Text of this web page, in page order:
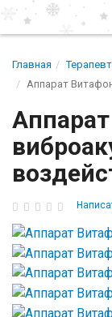
Главная
Аппарат